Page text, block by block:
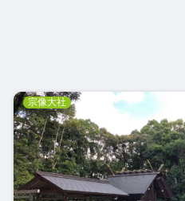
宗像大社